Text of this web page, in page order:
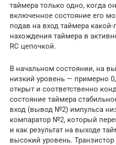
таймера только одно, когда
включенное состояние его
подав на вход таймера
нахождения таймера в
RC цепочкой.
В начальном состоянии, на
низкий уровень — примерно
открыт и соответственно
состояние таймера
вход (вывод №2) импульса
компаратор №2, который
и как результат на выходе
высокий уровень.